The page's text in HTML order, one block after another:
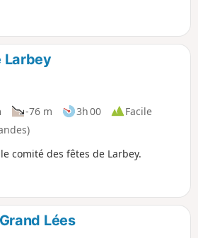
Larbey
-76 m 3h 00
Facile
comité des fêtes de Larbey.
Lées